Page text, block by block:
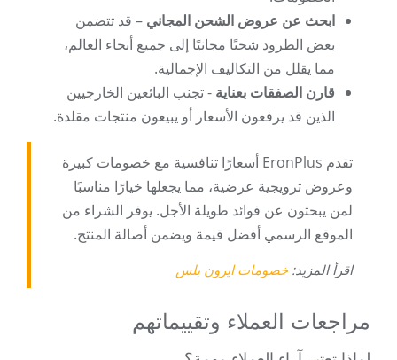
ابحث عن عروض الشحن المجاني – قد تتضمن
بعض الطرود شحنًا مجانيًا إلى جميع أنحاء العالم،
مما يقلل من التكاليف الإجمالية.
قارن الصفقات بعناية - تجنب البائعين الخارجيين
الذين قد يرفعون الأسعار أو يبيعون منتجات مقلدة.
تقدم EronPlus أسعارًا تنافسية مع خصومات كبيرة
وعروض ترويجية عرضية، مما يجعلها خيارًا مناسبًا
لمن يبحثون عن فوائد طويلة الأجل. يوفر الشراء من
الموقع الرسمي أفضل قيمة ويضمن أصالة المنتج.
اقرأ المزيد:خصومات ايرون بلس
مراجعات العملاء وتقييماتهم